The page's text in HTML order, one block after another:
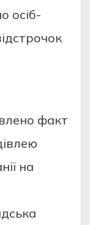
осіб-
факт
на